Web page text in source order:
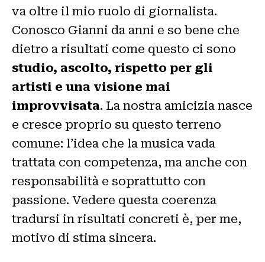
va oltre il mio ruolo di giornalista.
Conosco Gianni da anni e so bene che
dietro a risultati come questo ci sono
studio, ascolto, rispetto per gli
artisti e una visione mai
improvvisata. La nostra amicizia nasce
e cresce proprio su questo terreno
comune: l’idea che la musica vada
trattata con competenza, ma anche con
responsabilità e soprattutto con
passione. Vedere questa coerenza
tradursi in risultati concreti è, per me,
motivo di stima sincera.